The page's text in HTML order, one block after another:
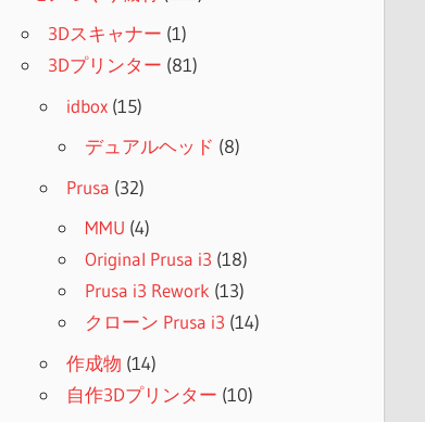
3Dスキャナー (1)
3Dプリンター (81)
idbox(15)
デュアルヘッド (8)
Prusa (32)
MMU (4)
Original Prusa i3 (18)
Prusa i3 Rework (13)
クローン Prusa i3 (14)
作成物 (14)
自作3Dプリンター (10)